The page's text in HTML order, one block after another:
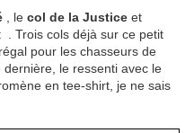
, le col de la Justice et
. Trois cols déjà sur ce petit
pour les chasseurs de
le ressenti avec le
en tee-shirt, je ne sais